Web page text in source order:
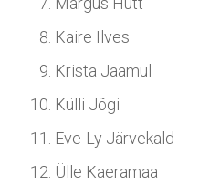
Kaire Ilves
Krista Jaamul
Külli Jõgi
Eve-Ly Järvekald
Ülle Kaeramaa